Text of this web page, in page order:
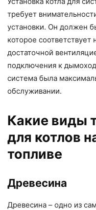
требует
установки. Он должен
которое
достаточной
подключения к
система была
обслуживании.
Какие виды
для котлов
топливе
Древесина
Древесина – одно из